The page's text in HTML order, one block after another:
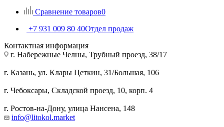
Сравнение товаров0
+7 931 009 80 40Отдел продаж
Контактная информация
г. Набережные Челны, Трубный проезд, 38/17
г. Казань, ул. Клары Цеткин, 31/Большая, 106
г. Чебоксары, Складской проезд, 10, корп. 4
г. Ростов-на-Дону, улица Нансена, 148
info@litokol.market